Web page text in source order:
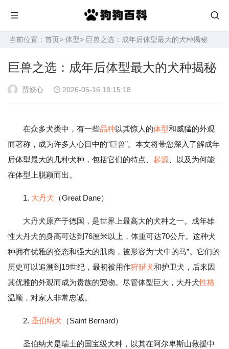
当前位置： 首页> 体型> 巨兽之选：成年后体型最大的犬种揭秘
巨兽之选：成年后体型最大的犬种揭秘
贾姣心 2026-05-16 18:15:18
在众多犬类中，有一些品种以其惊人的体型和威猛的外观
而著称，成为许多人心目中的“巨兽”。本文将带您深入了解成年
后体型最大的几种犬种，包括它们的特点、 起源 、以及为何能
在体型上脱颖而出。
1. 大丹犬 （Great Dane）
大丹犬原产于德国，是世界上最高大的犬种之一。成年雄
性大丹犬的身高可达到76厘米以上，体重可达70公斤。这种犬
种拥有优雅的姿态和强大的肌肉，被形容为“犬中的马”。它们的
历史可以追溯到19世纪，最初被用作狩猎犬和护卫犬，后来因
其优雅的外观而成为贵族的宠物。尽管体型巨大，大丹犬性格
温顺，对家人非常忠诚。
2. 圣伯纳犬 （Saint Bernard）
圣伯纳犬是瑞士的国宝级犬种，以其在阿尔卑斯山救援中